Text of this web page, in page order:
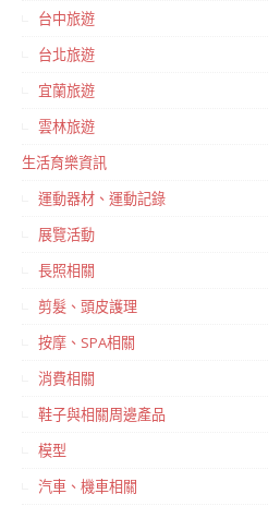
台中旅遊
台北旅遊
宜蘭旅遊
雲林旅遊
生活育樂資訊
運動器材、運動記錄
展覽活動
長照相關
剪髮、頭皮護理
按摩、SPA相關
消費相關
鞋子與相關周邊產品
模型
汽車、機車相關